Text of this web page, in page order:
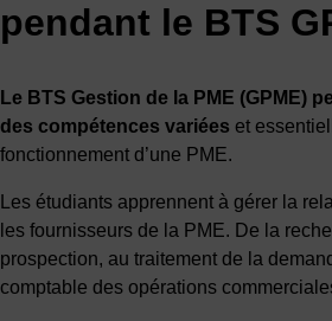
pendant le BTS
Le BTS Gestion de la PME (GPME)
des compétences variées et
fonctionnement d’une PME.
Les étudiants apprennent à gérer la
les fournisseurs de la PME. De la
prospection, au traitement de la
comptable des opérations